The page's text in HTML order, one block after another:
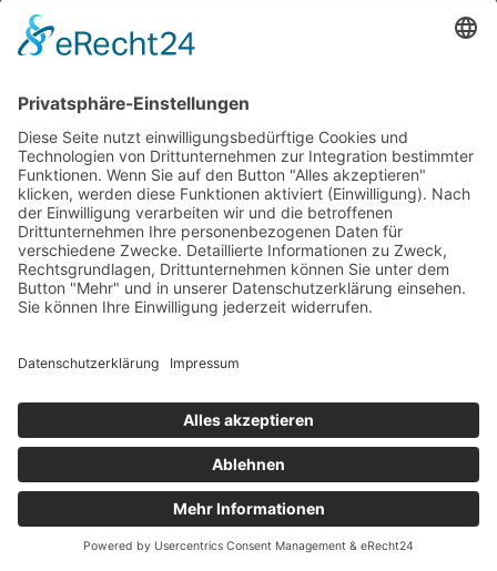
slaughter pigs – Problems and conclusions for the
implementation practice of competent authorities.
229
© 2025 bsi schwarzenbek |T +49 4151 7017
|Kontakt|Impressum|Datenschutzerklärung